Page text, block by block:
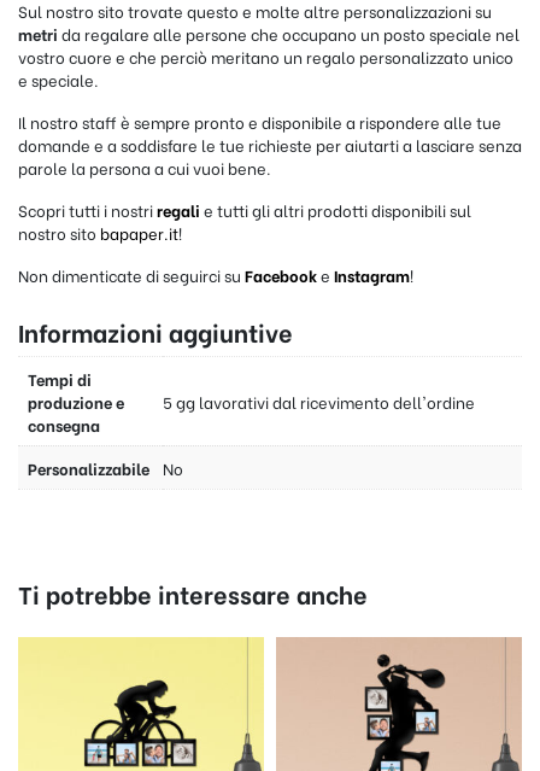
Sul nostro sito trovate questo e molte altre personalizzazioni su
metri da regalare alle persone che occupano un posto speciale nel
vostro cuore e che perciò meritano un regalo personalizzato unico
e speciale.
Il nostro staff è sempre pronto e disponibile a rispondere alle tue
domande e a soddisfare le tue richieste per aiutarti a lasciare senza
parole la persona a cui vuoi bene.
Scopri tutti i nostriregali e tutti gli altri prodotti disponibili sul
nostro sito bapaper.it!
Non dimenticate di seguirci su Facebooke Instagram!
Informazioni aggiuntive
Tempi di
produzione e
consegna
5 gg lavorativi dal ricevimento dell'ordine
Personalizzabile No
Ti potrebbe interessare anche